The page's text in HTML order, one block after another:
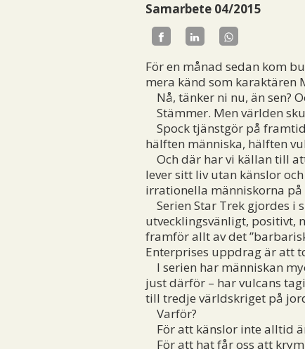
Samarbete 04/2015
För en månad sedan kom
mera känd som karaktären
Nå, tänker ni nu, än sen?
Stämmer. Men världen
Spock tjänstgör på
hälften människa, hälften
Och där har vi källan till
lever sitt liv utan känslor
irrationella människorna på
Serien Star Trek gjordes i
utvecklingsvänligt, positivt,
framför allt av det
Enterprises uppdrag är att
I serien har människan
just därför – har vulcans
till tredje världskriget på
Varför?
För att känslor inte alltid
För att hat får oss att